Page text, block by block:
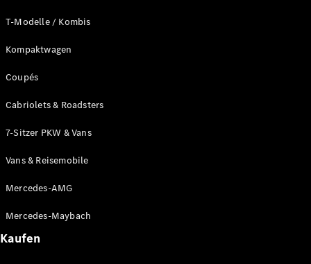
Alle Vans
V-Klasse
Konfigurator
Mercedes-
T-Modelle / Kombis
Kompaktwagen
Coupés
Cabriolets & Roadsters
7-Sitzer PKW & Vans
Vans & Reisemobile
Mercedes-AMG
Mercedes-Maybach
Kaufen